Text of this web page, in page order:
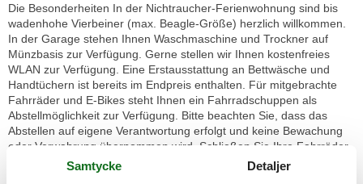
Die Besonderheiten In der Nichtraucher-Ferienwohnung sind bis
wadenhohe Vierbeiner (max. Beagle-Größe) herzlich willkommen.
In der Garage stehen Ihnen Waschmaschine und Trockner auf
Münzbasis zur Verfügung. Gerne stellen wir Ihnen kostenfreies
WLAN zur Verfügung. Eine Erstausstattung an Bettwäsche und
Handtüchern ist bereits im Endpreis enthalten. Für mitgebrachte
Fahrräder und E-Bikes steht Ihnen ein Fahrradschuppen als
Abstellmöglichkeit zur Verfügung. Bitte beachten Sie, dass das
Abstellen auf eigene Verantwortung erfolgt und keine Bewachung
oder Verwahrung übernommen wird. Schließen Sie Ihre Fahrräder
daher stets sorgfältig ab. Langzeitaufenthalte sind in dieser
Unterkunft herzlich willkommen. Bitte beachten Sie, dass bei
Samtycke Detaljer